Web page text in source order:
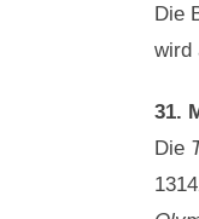
Die
wird
31.
Die